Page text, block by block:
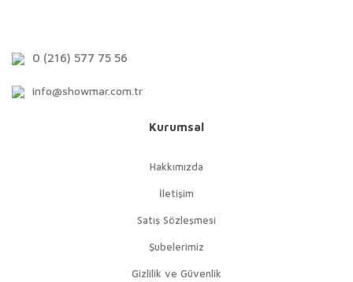
0 (216) 577 75 56
info@showmar.com.tr
Kurumsal
Hakkımızda
İletişim
Satış Sözleşmesi
Şubelerimiz
Gizlilik ve Güvenlik